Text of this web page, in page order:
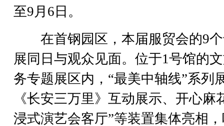
至9月6日。
在首钢园区，本届服贸会的9个
展同日与观众见面。位于1号馆的
务专题展区内，“最美中轴线”系列
《长安三万里》互动展示、开心麻
浸式演艺会客厅”等装置集体亮相